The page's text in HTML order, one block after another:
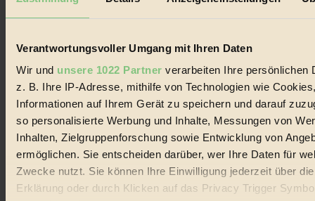
Verantwortungsvoller Umgang mit Ihren Daten
Wir und unsere 1022 Partner verarbeiten Ihre persönlichen
z. B. Ihre IP-Adresse, mithilfe von Technologien wie
Informationen auf Ihrem Gerät zu speichern und darauf
so personalisierte Werbung und Inhalte, Messungen von
Inhalten, Zielgruppenforschung sowie Entwicklung von
ermöglichen. Sie entscheiden darüber, wer Ihre Daten für
Zwecke nutzt. Sie können Ihre Einwilligung jederzeit über
Erklärung oder durch Klicken auf das Privacy Trigger
Biorama steht für einen nachhaltigen Lebensstil und bewussten
Lebenswandel. Es ist eine moderne Plattform für Ideen, Menschen
Handels mit Bioprodukten, des Fair-Trade sowie der Branche
alternativer Energien.
Social Media
22.601 Fans auf Facebook
3.415 Follower auf Twitter
Folge uns auf Instagram
Themen
Bio